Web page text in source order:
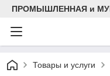
ПРОМЫШЛЕННАЯ и
Товары и услуги